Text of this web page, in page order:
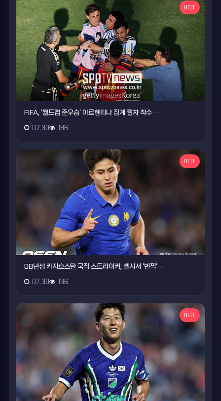
HOT
FIFA, '월드컵 준우승' 아르헨티나 징계 절차 착수…
07.30 196
HOT
08년생 카자흐스탄 국적 스트라이커, 첼시서 '번쩍'……
07.30 136
HOT